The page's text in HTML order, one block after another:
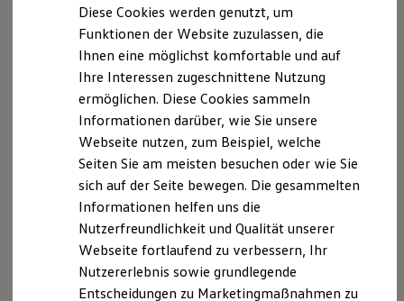
Für Privatkunden
Für Gewerbekunden
Leasing
Für Privatkunden
Für Gewerbekunden
Versicherungen & Garantien
Garantien
Kfz-Versicherung für Nutzfahrzeuge
Restschuldversicherung
Wartungsverträge
Besitzer & Service
Reparatur & Service
Sommer-Special
Reparatur, Pflege & Inspektion
Servicetermin anfragen
Service-Vorteile bei Volkswagen Nutzfahrzeuge
ServicePlus
Economy Service
Diese Cookies werden genutzt, um
Funktionen der Website zuzulassen, die
Ihnen eine möglichst komfortable und auf
Ihre Interessen zugeschnittene Nutzung
ermöglichen. Diese Cookies sammeln
Informationen darüber, wie Sie unsere
Webseite nutzen, zum Beispiel, welche
Seiten Sie am meisten besuchen oder wie Sie
sich auf der Seite bewegen. Die gesammelten
Informationen helfen uns die
Nutzerfreundlichkeit und Qualität unserer
Webseite fortlaufend zu verbessern, Ihr
Nutzererlebnis sowie grundlegende
Entscheidungen zu Marketingmaßnahmen zu